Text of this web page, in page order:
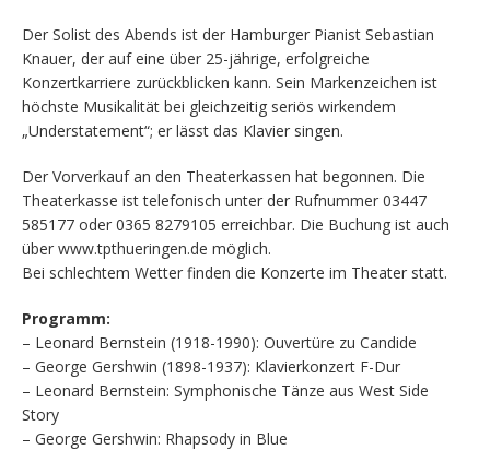
Der Solist des Abends ist der Hamburger Pianist Sebastian
Knauer, der auf eine über 25-jährige, erfolgreiche
Konzertkarriere zurückblicken kann. Sein Markenzeichen ist
höchste Musikalität bei gleichzeitig seriös wirkendem
„Understatement“; er lässt das Klavier singen.
Der Vorverkauf an den Theaterkassen hat begonnen. Die
Theaterkasse ist telefonisch unter der Rufnummer 03447
585177 oder 0365 8279105 erreichbar. Die Buchung ist auch
über www.tpthueringen.de möglich.
Bei schlechtem Wetter finden die Konzerte im Theater statt.
Programm:
– Leonard Bernstein (1918-1990): Ouvertüre zu Candide
– George Gershwin (1898-1937): Klavierkonzert F-Dur
– Leonard Bernstein: Symphonische Tänze aus West Side
Story
– George Gershwin: Rhapsody in Blue